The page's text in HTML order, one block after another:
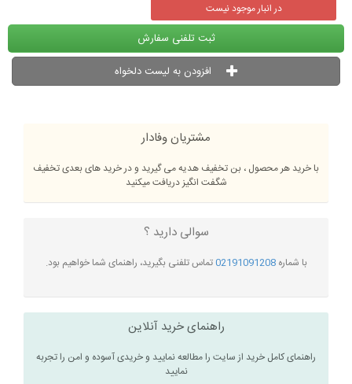
در انبار موجود نیست
ثبت تلفنی سفارش
افزودن به لیست دلخواه
مشتریان وفادار
با خرید هر محصول ، بن تخفیف هدیه می گیرید و در خرید های بعدی تخفیف
شگفت انگیز دریافت میکنید
سوالی دارید ؟
با شماره02191091208تماس تلفنی بگیرید، راهنمای شما خواهیم بود.
راهنمای خرید آنلاین
راهنمای کامل خرید از سایت را مطالعه نمایید و خریدی آسوده و امن را تجربه
نمایید